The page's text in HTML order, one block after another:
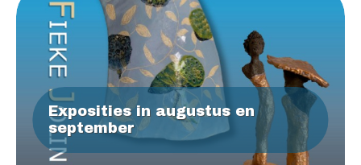
Exposities in augustus en
september